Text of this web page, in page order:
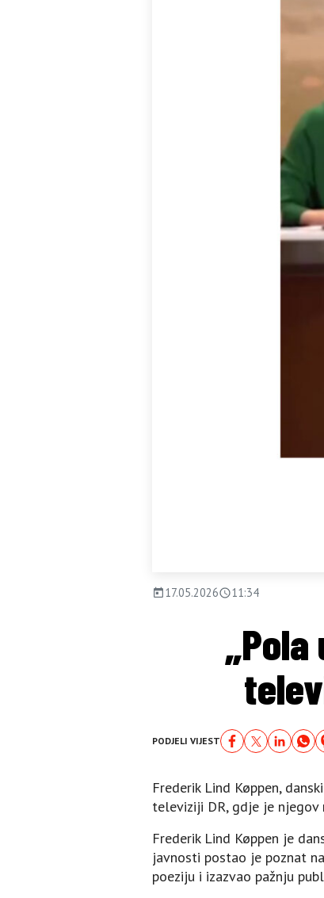
17.05.2026 11:34
PODJELI VIJEST
Frederik Lind Køppen,
televiziji DR, gdje je njegov
Frederik Lind Køppen je
javnosti postao je poznat
poeziju i izazvao pažnju